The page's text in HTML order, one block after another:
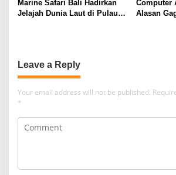
Marine Safari Bali Hadirkan
Jelajah Dunia Laut di Pulau
Computer
Alasan
Leave a Reply
Your email address will not be published.
*